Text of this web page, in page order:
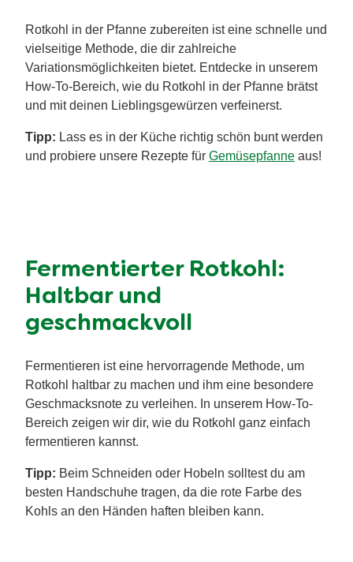
Rotkohl in der Pfanne zubereiten ist eine schnelle und
vielseitige Methode, die dir zahlreiche
Variationsmöglichkeiten bietet. Entdecke in unserem
How-To-Bereich, wie du Rotkohl in der Pfanne brätst
und mit deinen Lieblingsgewürzen verfeinerst.
Tipp: Lass es in der Küche richtig schön bunt werden
und probiere unsere Rezepte für Gemüsepfanne aus!
Fermentierter Rotkohl:
Haltbar und
geschmackvoll
Fermentieren ist eine hervorragende Methode, um
Rotkohl haltbar zu machen und ihm eine besondere
Geschmacksnote zu verleihen. In unserem How-To-
Bereich zeigen wir dir, wie du Rotkohl ganz einfach
fermentieren kannst.
Tipp: Beim Schneiden oder Hobeln solltest du am
besten Handschuhe tragen, da die rote Farbe des
Kohls an den Händen haften bleiben kann.